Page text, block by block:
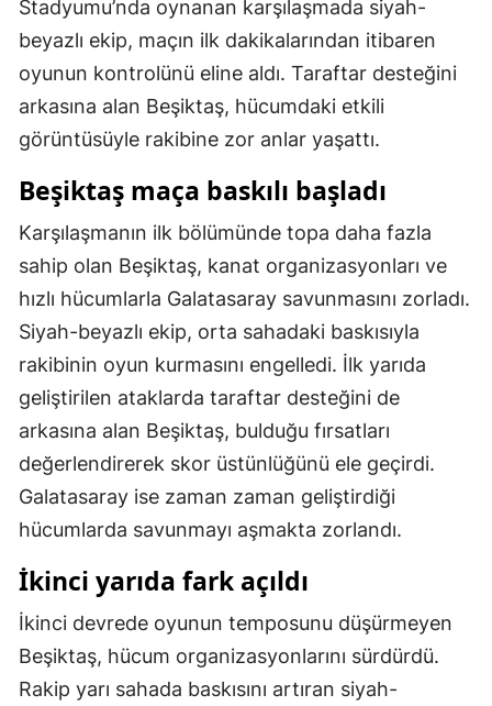
Hakkari
Hatay
Isparta
Mersin
İstanbul
İzmir
Kars
Kastamonu
Kayseri
Kırşehir
Kocaeli
Kütahya
Malatya
Manisa
Stadyumu’nda oynanan karşılaşmada siyah-
beyazlı ekip, maçın ilk dakikalarından itibaren
oyunun kontrolünü eline aldı. Taraftar desteğini
arkasına alan Beşiktaş, hücumdaki etkili
görüntüsüyle rakibine zor anlar yaşattı.
Beşiktaş maça baskılı başladı
Karşılaşmanın ilk bölümünde topa daha fazla
sahip olan Beşiktaş, kanat organizasyonları ve
hızlı hücumlarla Galatasaray savunmasını zorladı.
Siyah-beyazlı ekip, orta sahadaki baskısıyla
rakibinin oyun kurmasını engelledi. İlk yarıda
geliştirilen ataklarda taraftar desteğini de
arkasına alan Beşiktaş, bulduğu fırsatları
değerlendirerek skor üstünlüğünü ele geçirdi.
Galatasaray ise zaman zaman geliştirdiği
hücumlarda savunmayı aşmakta zorlandı.
İkinci yarıda fark açıldı
İkinci devrede oyunun temposunu düşürmeyen
Beşiktaş, hücum organizasyonlarını sürdürdü.
Rakip yarı sahada baskısını artıran siyah-